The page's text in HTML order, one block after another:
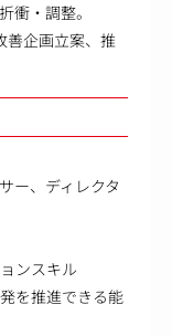
衝・調整。
善企画立案、推
ー、ディレクタ
ンスキル
を推進できる能